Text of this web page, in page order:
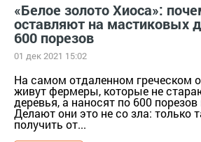
«Белое золото Хиоса»:
оставляют на мастиковых
600 порезов
01 дек 2021 15:02
На самом отдаленном греческом
живут фермеры, которые не
деревья, а наносят по 600
Делают они это не со зла: только
получить от...